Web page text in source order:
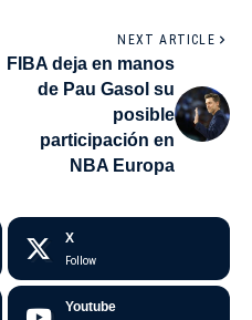
NEXT ARTICLE
FIBA deja en manos
de Pau Gasol su
posible
participación en
NBA Europa
X
Follow
Youtube